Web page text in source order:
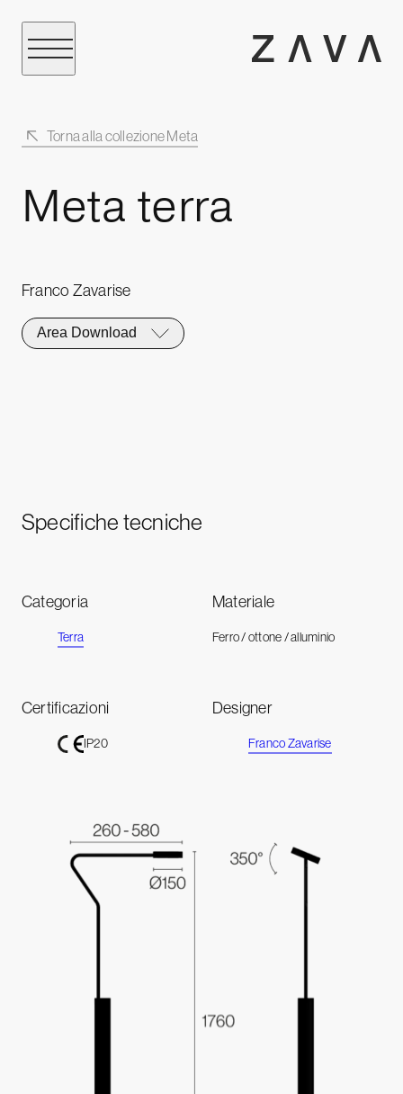
Torna alla collezione Meta
Meta terra
Franco Zavarise
Area Download
Specifiche tecniche
Categoria
Terra
Materiale
Ferro / ottone / alluminio
Certificazioni
IP20
Designer
Franco Zavarise